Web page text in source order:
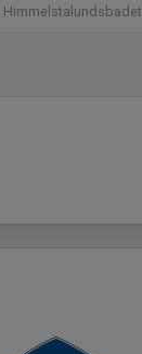
Himmelstalundsbadet